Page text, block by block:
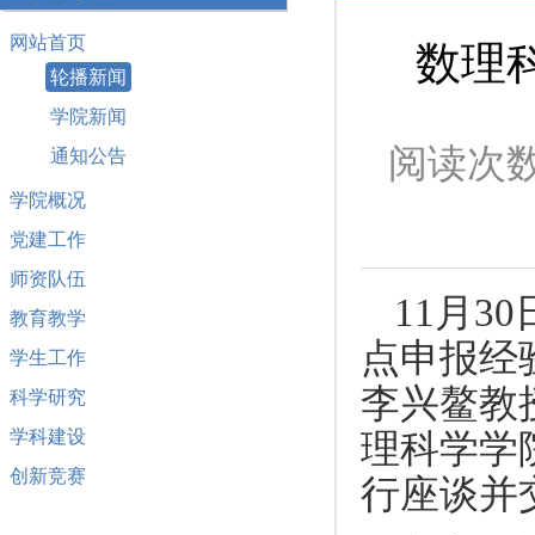
网站首页
轮播新闻
学院新闻
通知公告
学院概况
党建工作
师资队伍
教育教学
学生工作
科学研究
学科建设
创新竞赛
数理
阅读次
11月30
点申报经
李兴鳌教
理科学学
行座谈并